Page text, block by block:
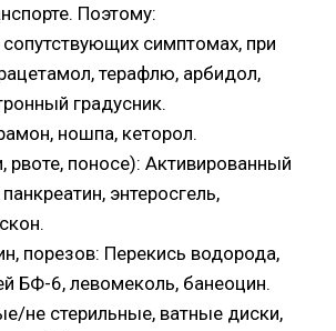
Поэтому:
симптомах, при
терафлю, арбидол,
градусник.
ношпа, кеторол.
рвоте, поносе): Активированный
энтеросгель,
порезов: Перекись водорода,
БФ-6, левомеколь, банеоцин.
не стерильные, ватные диски,